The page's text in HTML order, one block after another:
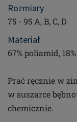
Rozmiary
75 - 95 A, B, C, D
Materiał
67% poliamid,
Prać ręcznie w
w suszarce
chemicznie.